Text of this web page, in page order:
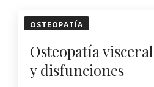
OSTEOPATÍA
Osteopatía
y disfunciones